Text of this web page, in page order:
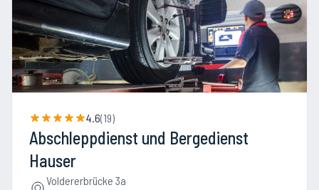
4.6(19)
Abschleppdienst und Bergedienst
Hauser
Voldererbrücke 3a